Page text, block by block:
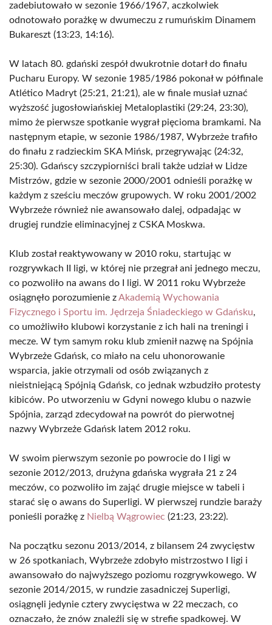
zadebiutowało w sezonie 1966/1967, aczkolwiek
odnotowało porażkę w dwumeczu z rumuńskim Dinamem
Bukareszt (13:23, 14:16).
W latach 80. gdański zespół dwukrotnie dotarł do finału
Pucharu Europy. W sezonie 1985/1986 pokonał w półfinale
Atlético Madryt (25:21, 21:21), ale w finale musiał uznać
wyższość jugosłowiańskiej Metaloplastiki (29:24, 23:30),
mimo że pierwsze spotkanie wygrał pięcioma bramkami. Na
następnym etapie, w sezonie 1986/1987, Wybrzeże trafiło
do finału z radzieckim SKA Mińsk, przegrywając (24:32,
25:30). Gdańscy szczypiorniści brali także udział w Lidze
Mistrzów, gdzie w sezonie 2000/2001 odnieśli porażkę w
każdym z sześciu meczów grupowych. W roku 2001/2002
Wybrzeże również nie awansowało dalej, odpadając w
drugiej rundzie eliminacyjnej z CSKA Moskwa.
Klub został reaktywowany w 2010 roku, startując w
rozgrywkach II ligi, w której nie przegrał ani jednego meczu,
co pozwoliło na awans do I ligi. W 2011 roku Wybrzeże
osiągnęło porozumienie zAkademią Wychowania
Fizycznego i Sportu im. Jędrzeja Śniadeckiego w Gdańsku,
co umożliwiło klubowi korzystanie z ich hali na treningi i
mecze. W tym samym roku klub zmienił nazwę na Spójnia
Wybrzeże Gdańsk, co miało na celu uhonorowanie
wsparcia, jakie otrzymali od osób związanych z
nieistniejącą Spójnią Gdańsk, co jednak wzbudziło protesty
kibiców. Po utworzeniu w Gdyni nowego klubu o nazwie
Spójnia, zarząd zdecydował na powrót do pierwotnej
nazwy Wybrzeże Gdańsk latem 2012 roku.
W swoim pierwszym sezonie po powrocie do I ligi w
sezonie 2012/2013, drużyna gdańska wygrała 21 z 24
meczów, co pozwoliło im zająć drugie miejsce w tabeli i
starać się o awans do Superligi. W pierwszej rundzie baraży
ponieśli porażkę z Nielbą Wągrowiec (21:23, 23:22).
Na początku sezonu 2013/2014, z bilansem 24 zwycięstw
w 26 spotkaniach, Wybrzeże zdobyło mistrzostwo I ligi i
awansowało do najwyższego poziomu rozgrywkowego. W
sezonie 2014/2015, w rundzie zasadniczej Superligi,
osiągnęli jedynie cztery zwycięstwa w 22 meczach, co
oznaczało, że znów znaleźli się w strefie spadkowej. W